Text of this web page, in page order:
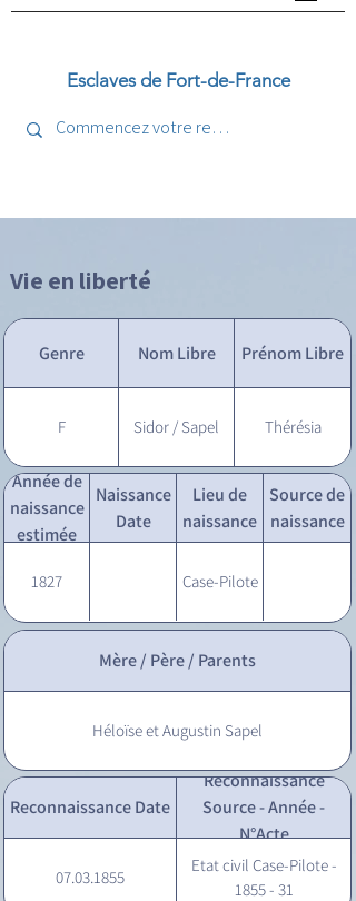
Esclaves de Fort-de-France
Vie en liberté
Genre Nom Libre Prénom Libre
F Sidor / Sapel Thérésia
Année de
naissance
estimée
Naissance
Date
Lieu de
naissance
Source de
naissance
1827 Case-Pilote
Mère / Père / Parents
Héloïse et Augustin Sapel
Reconnaissance Date
Reconnaissance
Source - Année -
N°Acte
07.03.1855
Etat civil Case-Pilote -
1855 - 31